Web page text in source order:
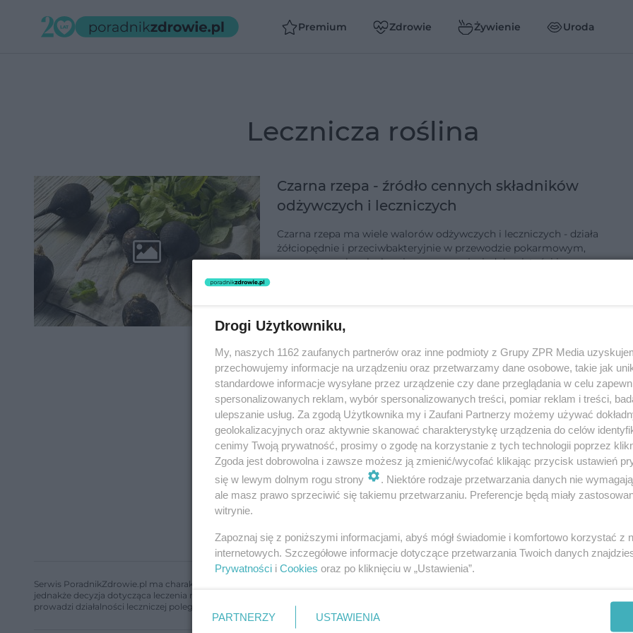
Premium Zdrowie Żywienie Uroda
lecznicza roślina
Czarna rzepa - źródło cennych składników
odżywczych i leczniczych
Czarna rzepa ma wiele walorów odżywczych i leczniczych - działa
żółciopędnie i przeciwbakteryjnie w przewodzie pokarmowym,
pomaga przy kaszlu, kamicy moczowej, niedokrwistości i
Serwis PoradnikZdrowie.pl ma charakter edukacyjny, nie stanowi i nie zastępuje porady lekarskiej. Redakcja serwisu dokłada wszelkich
jednakże decyzja dotycząca leczenia należy do lekarza. Redakcja i wydawca serwisu nie ponoszą odpowiedzialności wynikającej z
prowadzi działalności leczniczej polegającej na udzielaniu świadczeń zdrowotnych w rozumieniu art. 3 ust 1 ustawy o działalności leczniczej.
Drogi Użytkowniku,
My, naszych 1162 zaufanych partnerów oraz inne podmioty z Grupy ZPR Media
przechowujemy informacje na urządzeniu oraz przetwarzamy dane osobowe, takie jak
standardowe informacje wysyłane przez urządzenie czy dane przeglądania w celu
spersonalizowanych reklam, wybór spersonalizowanych treści, pomiar reklam i treści,
ulepszanie usług. Za zgodą Użytkownika my i Zaufani Partnerzy możemy używać
geolokalizacyjnych oraz aktywnie skanować charakterystykę urządzenia do celów
cenimy Twoją prywatność, prosimy o zgodę na korzystanie z tych technologii poprzez
Zgoda jest dobrowolna i zawsze możesz ją zmienić/wycofać klikając przycisk ustawień
się w lewym dolnym rogu strony
. Niektóre rodzaje przetwarzania danych nie
ale masz prawo sprzeciwić się takiemu przetwarzaniu. Preferencje będą miały
witrynie.
Zapoznaj się z poniższymi informacjami, abyś mógł świadomie i komfortowo korzystać z
internetowych. Szczegółowe informacje dotyczące przetwarzania Twoich danych
Prywatności i Cookies oraz po kliknięciu w „Ustawienia”.
PARTNERZY USTAWIENIA